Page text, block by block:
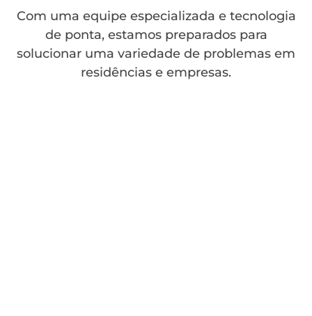
Com uma equipe especializada e tecnologia
de ponta, estamos preparados para
solucionar uma variedade de problemas em
residências e empresas.